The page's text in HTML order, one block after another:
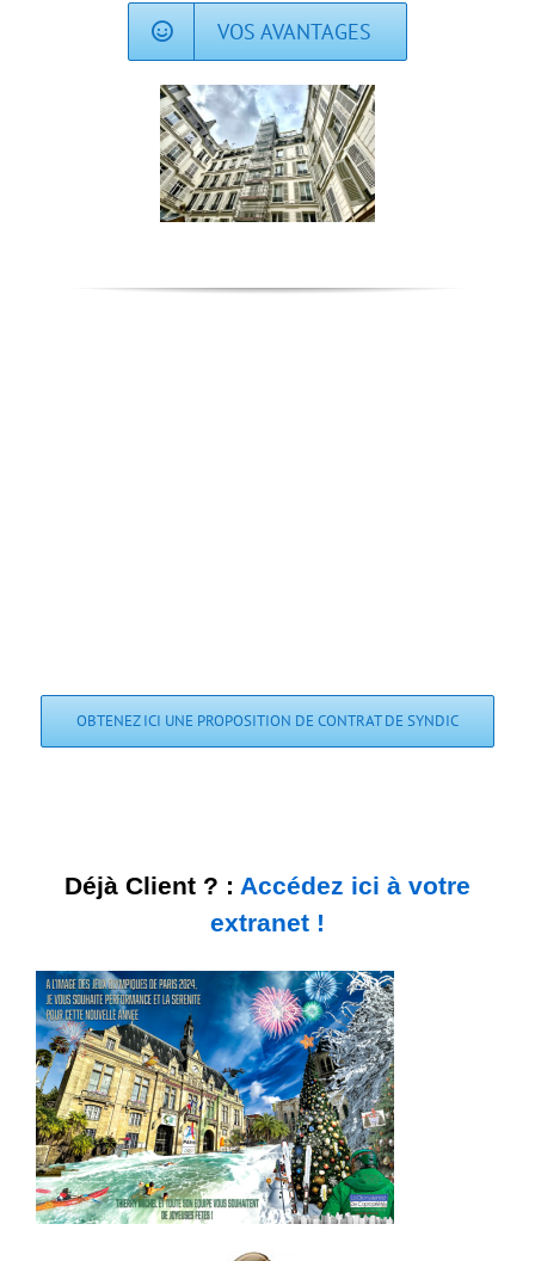
VOS AVANTAGES
OBTENEZ ICI UNE PROPOSITION DE CONTRAT DE SYNDIC
Déjà Client ? : Accédez ici à votre
extranet !